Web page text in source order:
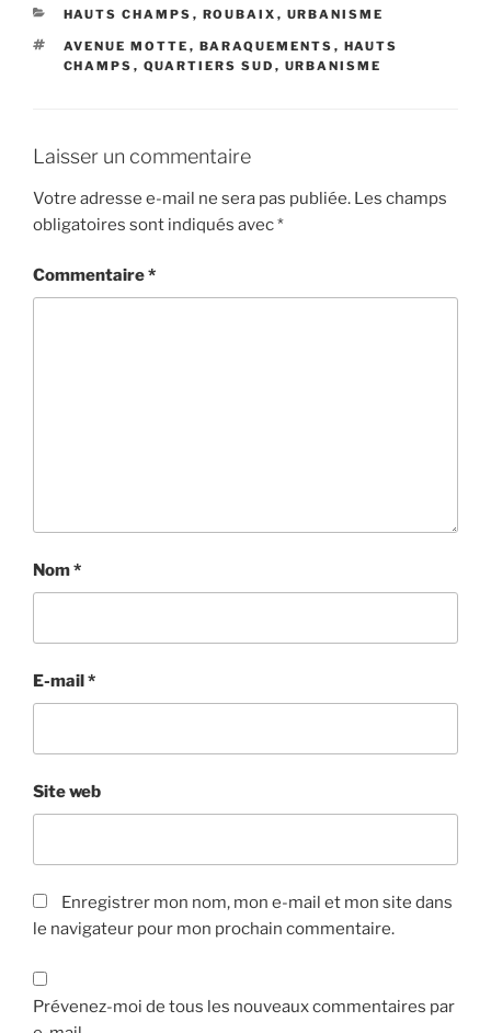
CATÉGORIES
HAUTS CHAMPS , ROUBAIX , URBANISME
ÉTIQUETTES
AVENUE MOTTE , BARAQUEMENTS , HAUTS
CHAMPS , QUARTIERS SUD , URBANISME
Laisser un commentaire
Votre adresse e-mail ne sera pas publiée. Les champs
obligatoires sont indiqués avec*
Commentaire*
Nom*
E-mail*
Site web
Enregistrer mon nom, mon e-mail et mon site dans
le navigateur pour mon prochain commentaire.
Prévenez-moi de tous les nouveaux commentaires par